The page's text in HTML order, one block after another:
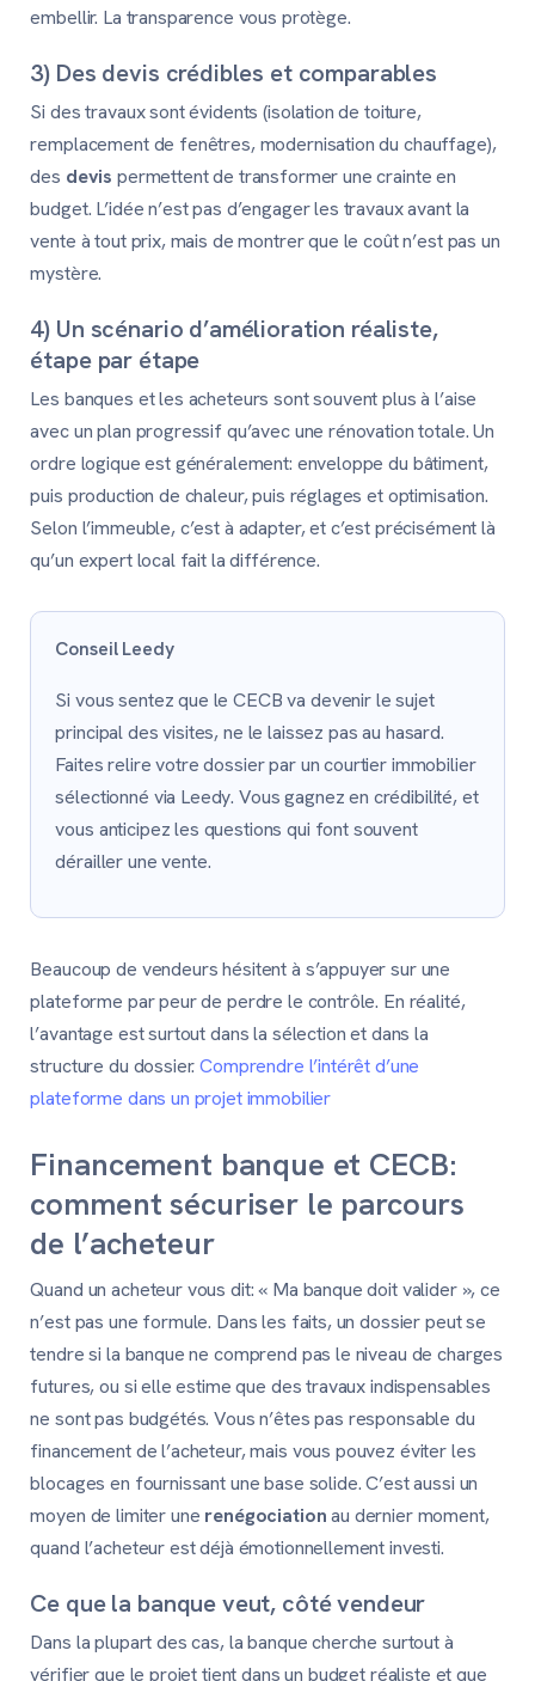
embellir. La transparence vous protège.
3) Des devis crédibles et comparables
Si des travaux sont évidents (isolation de toiture,
remplacement de fenêtres, modernisation du chauffage),
des devis permettent de transformer une crainte en
budget. L’idée n’est pas d’engager les travaux avant la
vente à tout prix, mais de montrer que le coût n’est pas un
mystère.
4) Un scénario d’amélioration réaliste,
étape par étape
Les banques et les acheteurs sont souvent plus à l’aise
avec un plan progressif qu’avec une rénovation totale. Un
ordre logique est généralement: enveloppe du bâtiment,
puis production de chaleur, puis réglages et optimisation.
Selon l’immeuble, c’est à adapter, et c’est précisément là
qu’un expert local fait la différence.
Conseil Leedy
Si vous sentez que le CECB va devenir le sujet
principal des visites, ne le laissez pas au hasard.
Faites relire votre dossier par un courtier immobilier
sélectionné via Leedy. Vous gagnez en crédibilité, et
vous anticipez les questions qui font souvent
dérailler une vente.
Beaucoup de vendeurs hésitent à s’appuyer sur une
plateforme par peur de perdre le contrôle. En réalité,
l’avantage est surtout dans la sélection et dans la
structure du dossier.Comprendre l’intérêt d’une
plateforme dans un projet immobilier
Financement banque et CECB:
comment sécuriser le parcours
de l’acheteur
Quand un acheteur vous dit: « Ma banque doit valider », ce
n’est pas une formule. Dans les faits, un dossier peut se
tendre si la banque ne comprend pas le niveau de charges
futures, ou si elle estime que des travaux indispensables
ne sont pas budgétés. Vous n’êtes pas responsable du
financement de l’acheteur, mais vous pouvez éviter les
blocages en fournissant une base solide. C’est aussi un
moyen de limiter une renégociationau dernier moment,
quand l’acheteur est déjà émotionnellement investi.
Ce que la banque veut, côté vendeur
Dans la plupart des cas, la banque cherche surtout à
vérifier que le projet tient dans un budget réaliste et que